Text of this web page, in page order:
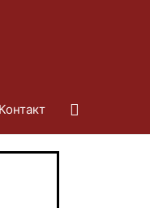
Контакт Search